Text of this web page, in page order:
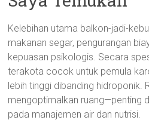
Kelebihan utama balkon-jadi-
makanan segar, pengurangan
kepuasan psikologis. Secara
terakota cocok untuk pemula
lebih tinggi dibanding hidroponik.
mengoptimalkan ruang—penting
pada manajemen air dan nutrisi.